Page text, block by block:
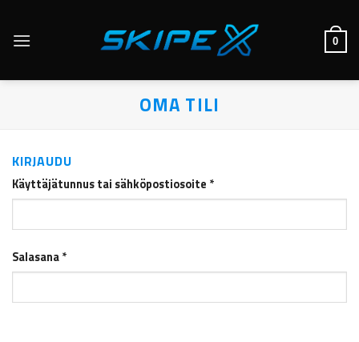
content
0
OMA TILI
KIRJAUDU
Käyttäjätunnus tai sähköpostiosoite *
Salasana*